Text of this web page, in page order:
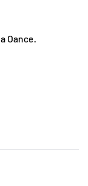
Oance.